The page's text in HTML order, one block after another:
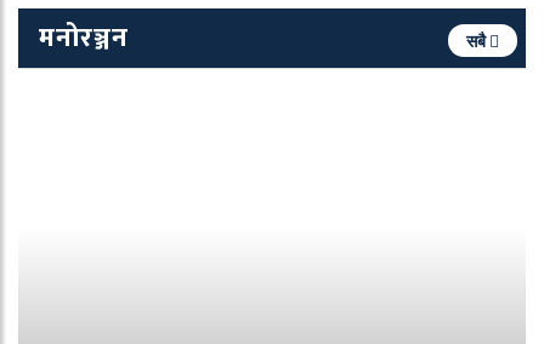
मनोरञ्जन सबै